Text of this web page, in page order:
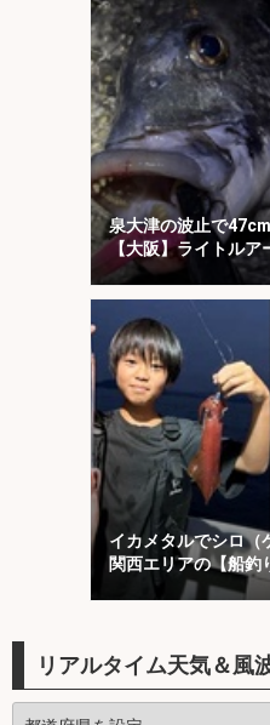
泉大津の波止で
【大阪】ライトルア
イカメタルでシロ（
関西エリアの【船釣
リアルタイム天気＆風